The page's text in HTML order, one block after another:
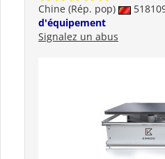
Chine (Rép. pop)
d'équipement
Signalez un abus